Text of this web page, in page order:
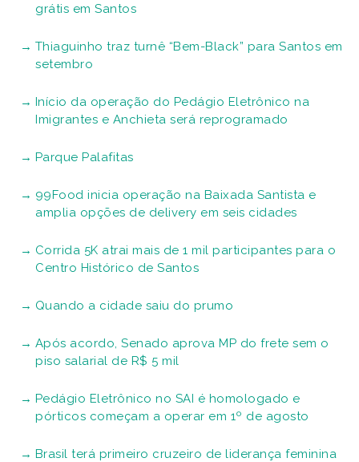
grátis em Santos
Thiaguinho traz turnê “Bem-Black” para Santos em
setembro
Início da operação do Pedágio Eletrônico na
Imigrantes e Anchieta será reprogramado
Parque Palafitas
99Food inicia operação na Baixada Santista e
amplia opções de delivery em seis cidades
Corrida 5K atrai mais de 1 mil participantes para o
Centro Histórico de Santos
Quando a cidade saiu do prumo
Após acordo, Senado aprova MP do frete sem o
piso salarial de R$ 5 mil
Pedágio Eletrônico no SAI é homologado e
pórticos começam a operar em 1º de agosto
Brasil terá primeiro cruzeiro de liderança feminina